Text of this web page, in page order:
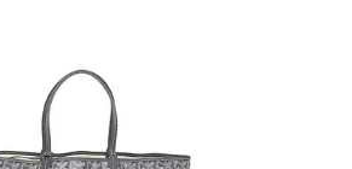
SAC FOURRE-TOUT GOYARD